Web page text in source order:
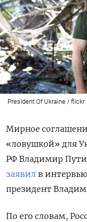
President Of Ukraine / flickr
Мирное
«ловушкой» для
РФ Владимир
заявил в
президент
По его словам,